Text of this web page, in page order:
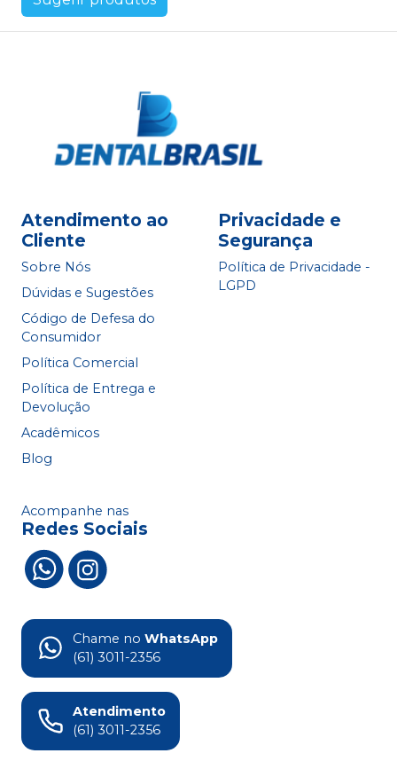
Atendimento ao
Cliente
Sobre Nós
Dúvidas e Sugestões
Código de Defesa do
Consumidor
Política Comercial
Política de Entrega e
Devolução
Acadêmicos
Blog
Privacidade e
Segurança
Política de Privacidade -
LGPD
Acompanhe nas
Redes Sociais
Chame no WhatsApp
(61) 3011-2356
Atendimento
(61) 3011-2356